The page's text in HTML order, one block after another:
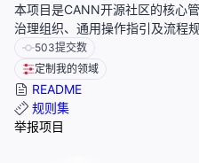
本项目是CANN开源社区的核心
治理组织、通用操作指引及流程
503提交数
定制我的领域
README
规则集
举报项目